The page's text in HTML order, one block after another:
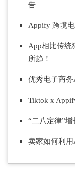
告
Appify 跨境
App相比传统
所趋！
优秀电子商
Tiktok x
“二八定律”
卖家如何利用